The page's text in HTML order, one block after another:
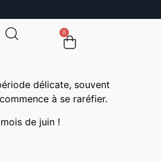
0
délicate, souvent
à se raréfier.
de juin !